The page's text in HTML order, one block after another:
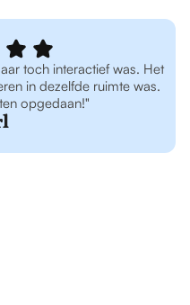
toch interactief was. Het
in dezelfde ruimte was.
opgedaan!"